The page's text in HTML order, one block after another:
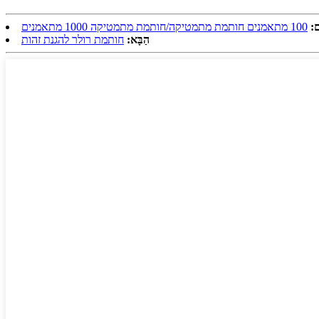
100 מתאמנים חותמת מתמטיקה/חותמת מתמטיקה 1000 מתאמנים
הַבָּא: חותמת רולר להגנת זהות